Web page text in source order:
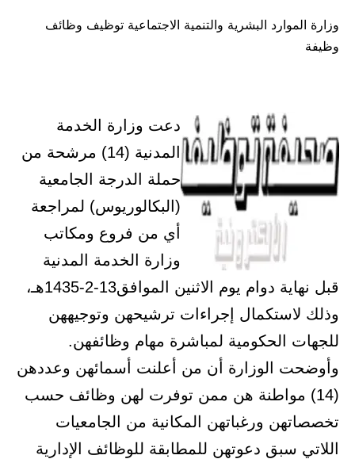
في
وزارة الموارد البشرية والتنمية الاجتماعية توظيف وظائف
وظيفة
دعت وزارة الخدمة
المدنية (14) مرشحة من
حملة الدرجة الجامعية
(البكالوريوس) لمراجعة
أي من فروع ومكاتب
وزارة الخدمة المدنية
قبل نهاية دوام يوم الاثنين الموافق13-2-1435هـ،
وذلك لاستكمال إجراءات ترشيحهن وتوجيههن
للجهات الحكومية لمباشرة مهام وظائفهن.
وأوضحت الوزارة أن من أعلنت أسمائهن وعددهن
(14) مواطنة هن ممن توفرت لهن وظائف حسب
تخصصاتهن ورغباتهن المكانية من الجامعيات
اللاتي سبق دعوتهن للمطابقة للوظائف الإدارية